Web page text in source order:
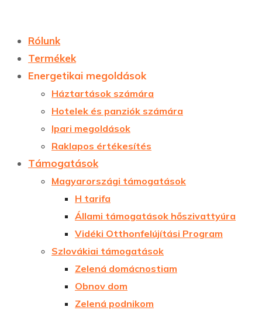
Rólunk
Termékek
Energetikai megoldások
Háztartások számára
Hotelek és panziók számára
Ipari megoldások
Raklapos értékesítés
Támogatások
Magyarországi támogatások
H tarifa
Állami támogatások hőszivattyúra
Vidéki Otthonfelújítási Program
Szlovákiai támogatások
Zelená domácnostiam
Obnov dom
Zelená podnikom